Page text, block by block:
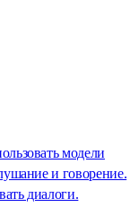
модели
и говорение.
диалоги.